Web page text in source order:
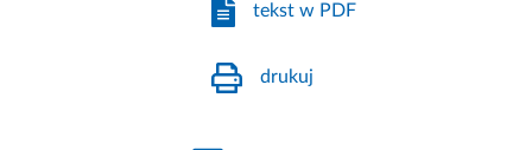
tekst w PDF
drukuj